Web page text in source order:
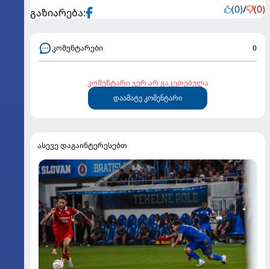
გაზიარება: (0)/ (0)
კომენტარები 0
კომენტარი ჯერ არ გაკეთებულა
დაამატე კომენტარი
ასევე დაგაინტერესებთ